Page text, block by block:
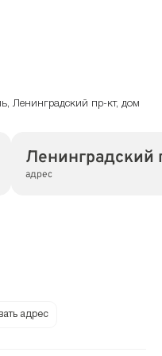
Ленинградский пр-кт, дом
Ленинградский
адрес
адрес